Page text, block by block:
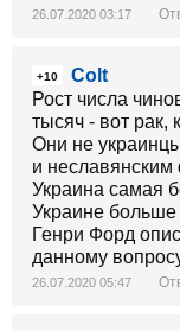
26.07.2020 03:17
+10
Colt
Рост числа
тысяч - вот рак,
Они не
и
Украина самая
Украине
Генри Форд
данному
26.07.2020 05:47